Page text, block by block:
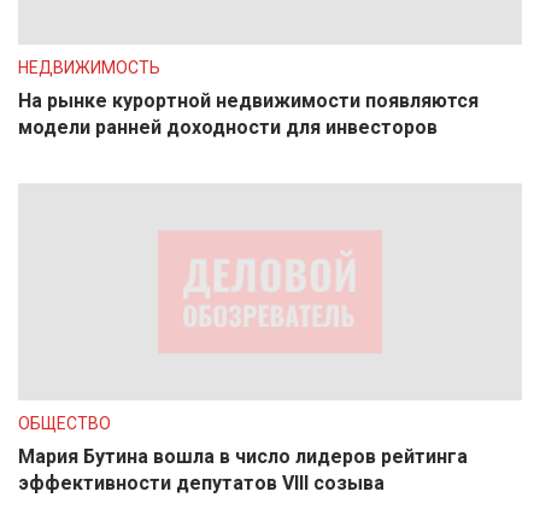
НЕДВИЖИМОСТЬ
На рынке курортной недвижимости появляются
модели ранней доходности для инвесторов
ОБЩЕСТВО
Мария Бутина вошла в число лидеров рейтинга
эффективности депутатов VIII созыва